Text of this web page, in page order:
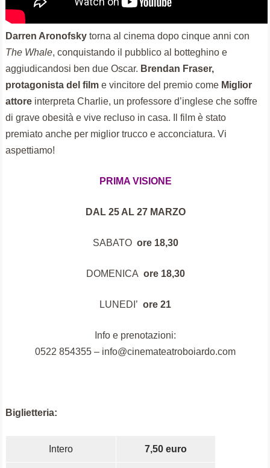
Darren Aronofsky torna al cinema dopo cinque anni con
The Whale, conquistando il pubblico al botteghino e
aggiudicandosi ben due Oscar. Brendan Fraser,
protagonista del film e vincitore del premio come Miglior
attore interpreta Charlie, un professore d’inglese che soffre
di grave obesità e vive recluso in casa. Il film è stato
premiato anche per miglior trucco e acconciatura. Vi
aspettiamo!
PRIMA VISIONE
DAL 25 AL 27 MARZO
SABATO ore 18,30
DOMENICA ore 18,30
LUNEDI’ore 21
Info e prenotazioni:
0522 854355 – info@cinemateatroboiardo.com
Biglietteria:
Intero 7,50 euro